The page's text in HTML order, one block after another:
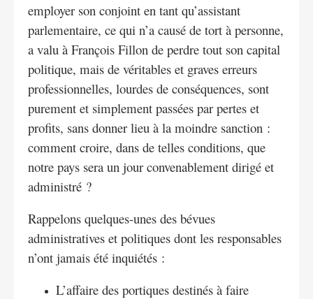
employer son conjoint en tant qu’assistant
parlementaire, ce qui n’a causé de tort à personne,
a valu à François Fillon de perdre tout son capital
politique, mais de véritables et graves erreurs
professionnelles, lourdes de conséquences, sont
purement et simplement passées par pertes et
profits, sans donner lieu à la moindre sanction :
comment croire, dans de telles conditions, que
notre pays sera un jour convenablement dirigé et
administré ?
Rappelons quelques-unes des bévues
administratives et politiques dont les responsables
n’ont jamais été inquiétés :
L’affaire des portiques destinés à faire